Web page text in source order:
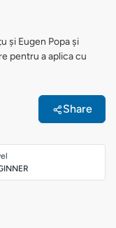
și Eugen Popa și
pentru a aplica cu
Share